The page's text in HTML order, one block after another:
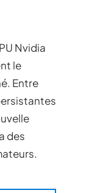
Nvidia
le
Entre
des